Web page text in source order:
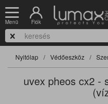
Menü Fiók
Nyitólap Védőeszköz
uvex pheos cx2 -